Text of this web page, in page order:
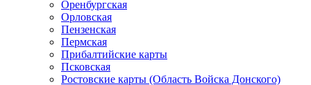
Оренбургская
Орловская
Пензенская
Пермская
Прибалтийские карты
Псковская
Ростовские карты (Область Войска Донского)